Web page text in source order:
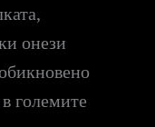
онези
големите